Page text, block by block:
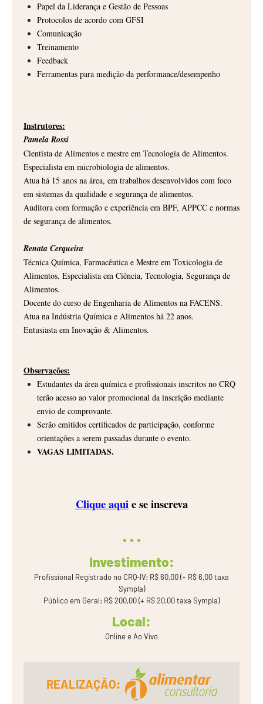
Papel da Liderança e Gestão de Pessoas
Protocolos de acordo com GFSI
Comunicação
Treinamento
Feedback
Ferramentas para medição da performance/desempenho
Instrutores:
Pamela Rossi
Cientista de Alimentos e mestre em Tecnologia de Alimentos.
Especialista em microbiologia de alimentos.
Atua há 15 anos na área, em trabalhos desenvolvidos com foco
em sistemas da qualidade e segurança de alimentos.
Auditora com formação e experiência em BPF, APPCC e normas
de segurança de alimentos.
Renata Cerqueira
Técnica Química, Farmacêutica e Mestre em Toxicologia de
Alimentos. Especialista em Ciência, Tecnologia, Segurança de
Alimentos.
Docente do curso de Engenharia de Alimentos na FACENS.
Atua na Indústria Química e Alimentos há 22 anos.
Entusiasta em Inovação & Alimentos.
Observações:
Estudantes da área química e profissionais inscritos no CRQ
terão acesso ao valor promocional da inscrição mediante
envio de comprovante.
Serão emitidos certificados de participação, conforme
orientações a serem passadas durante o evento.
VAGAS LIMITADAS.
Clique aquie se inscreva
Investimento:
Profissional Registrado no CRQ-IV: R$ 60,00 (+ R$ 6,00 taxa
Sympla)
Público em Geral: R$ 200,00 (+ R$ 20,00 taxa Sympla)
Local:
Online e Ao Vivo
REALIZAÇÃO: